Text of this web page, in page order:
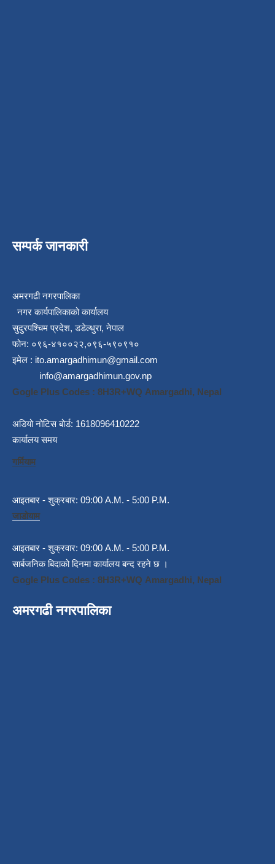
सम्पर्क जानकारी
अमरगढी नगरपालिका
नगर कार्यपालिकाको कार्यालय
सुदुरपश्चिम प्रदेश, डडेल्धुरा, नेपाल
फोन: ०९६-४१००२२,०९६-५९०९१०
इमेल : ito.amargadhimun@gmail.com
info@amargadhimun.gov.np
Gogle Plus Codes : 8H3R+WQ Amargadhi, Nepal
अडियो नोटिस बोर्ड: 1618096410222
कार्यालय समय
गर्मियाम
आइतबार - शुक्रबार: 09:00 A.M. - 5:00 P.M.
जाडोयाम
आइतबार - शुक्रवार: 09:00 A.M. - 5:00 P.M.
सार्बजनिक बिदाको दिनमा कार्यालय बन्द रहने छ ।
Gogle Plus Codes : 8H3R+WQ Amargadhi, Nepal
अमरगढी नगरपालिका